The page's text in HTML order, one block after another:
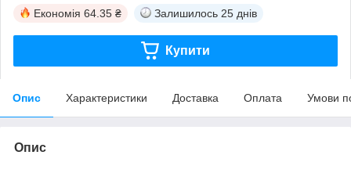
Економія 64.35 ₴ Залишилось 25 днів
Купити
Опис Характеристики Доставка Оплата Умови
Опис